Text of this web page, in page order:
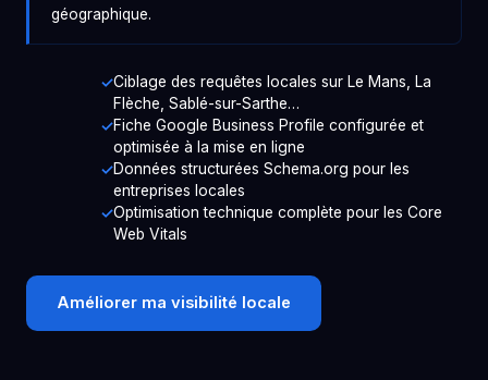
géographique.
Ciblage des requêtes locales sur Le Mans, La
Flèche, Sablé-sur-Sarthe…
Fiche Google Business Profile configurée et
optimisée à la mise en ligne
Données structurées Schema.org pour les
entreprises locales
Optimisation technique complète pour les Core
Web Vitals
Améliorer ma visibilité locale